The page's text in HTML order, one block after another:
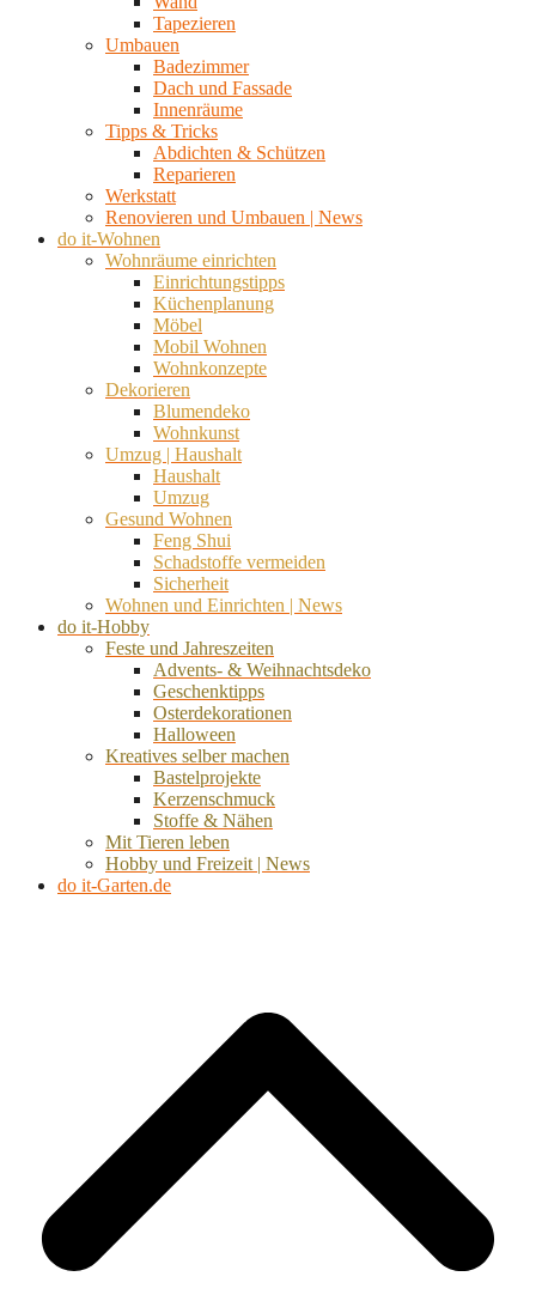
Tapezieren
Umbauen
Badezimmer
Dach und Fassade
Innenräume
Tipps & Tricks
Abdichten & Schützen
Reparieren
Werkstatt
Renovieren und Umbauen | News
do it-Wohnen
Wohnräume einrichten
Einrichtungstipps
Küchenplanung
Möbel
Mobil Wohnen
Wohnkonzepte
Dekorieren
Blumendeko
Wohnkunst
Umzug | Haushalt
Haushalt
Umzug
Gesund Wohnen
Feng Shui
Schadstoffe vermeiden
Sicherheit
Wohnen und Einrichten | News
do it-Hobby
Feste und Jahreszeiten
Advents- & Weihnachtsdeko
Geschenktipps
Osterdekorationen
Halloween
Kreatives selber machen
Bastelprojekte
Kerzenschmuck
Stoffe & Nähen
Mit Tieren leben
Hobby und Freizeit | News
do it-Garten.de